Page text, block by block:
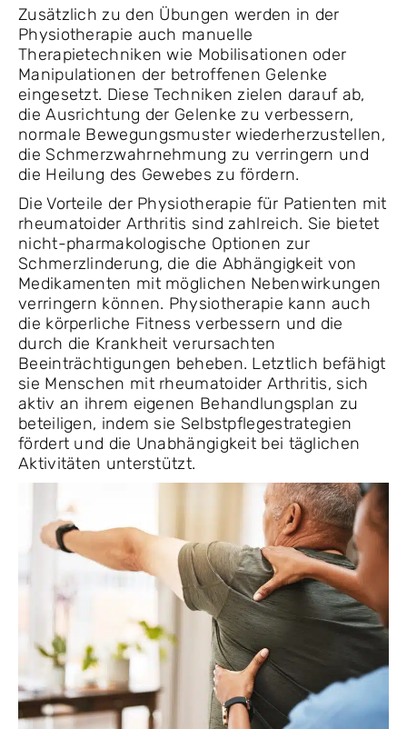
Zusätzlich zu den Übungen werden in der
Physiotherapie auch manuelle
Therapietechniken wie Mobilisationen oder
Manipulationen der betroffenen Gelenke
eingesetzt. Diese Techniken zielen darauf ab,
die Ausrichtung der Gelenke zu verbessern,
normale Bewegungsmuster wiederherzustellen,
die Schmerzwahrnehmung zu verringern und
die Heilung des Gewebes zu fördern.
Die Vorteile der Physiotherapie für Patienten mit
rheumatoider Arthritis sind zahlreich. Sie bietet
nicht-pharmakologische Optionen zur
Schmerzlinderung, die die Abhängigkeit von
Medikamenten mit möglichen Nebenwirkungen
verringern können. Physiotherapie kann auch
die körperliche Fitness verbessern und die
durch die Krankheit verursachten
Beeinträchtigungen beheben. Letztlich befähigt
sie Menschen mit rheumatoider Arthritis, sich
aktiv an ihrem eigenen Behandlungsplan zu
beteiligen, indem sie Selbstpflegestrategien
fördert und die Unabhängigkeit bei täglichen
Aktivitäten unterstützt.